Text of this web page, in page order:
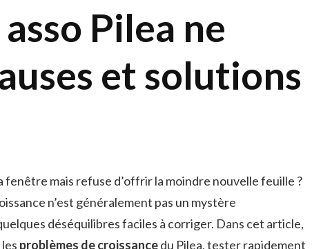
Pilea ne
et solutions
fenêtre mais refuse d’offrir la moindre nouvelle feuille ?
n’est généralement pas un mystère
déséquilibres faciles à corriger. Dans cet article,
problèmes de croissancedu Pilea, tester rapidement